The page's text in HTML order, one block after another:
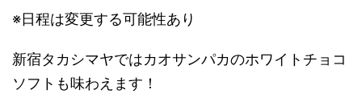
※日程は変更する可能性あり
新宿タカシマヤではカオサンパカのホワイトチョコ
ソフトも味わえます！